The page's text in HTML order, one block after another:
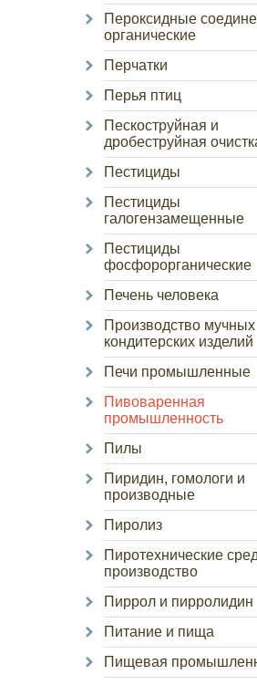
Пероксидные
органические
Перчатки
Перья птиц
Пескоструйная и
дробеструйная
Пестициды
Пестициды
галогензамещенные
Пестициды
фосфорорганические
Печень человека
Производство мучных
кондитерских изделий
Печи промышленные
Пивоваренная
промышленность
Пилы
Пиридин, гомологи и
производные
Пиролиз
Пиротехнические
производство
Пиррол и пирролидин
Питание и пища
Пищевая